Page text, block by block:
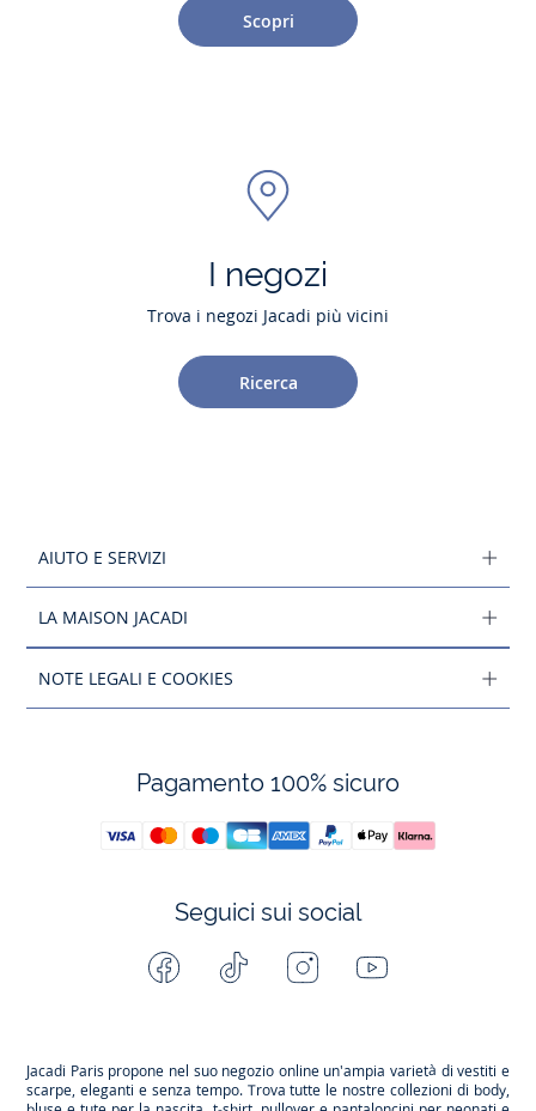
Scopri
I negozi
Trova i negozi Jacadi più vicini
Ricerca
AIUTO E SERVIZI
LA MAISON JACADI
NOTE LEGALI E COOKIES
Pagamento 100% sicuro
Seguici sui social
Facebook Tiktok InstagramYoutube
Jacadi Paris propone nel suo negozio online un'ampia varietà di vestiti e
scarpe, eleganti e senza tempo. Trova tutte le nostre collezioni di body,